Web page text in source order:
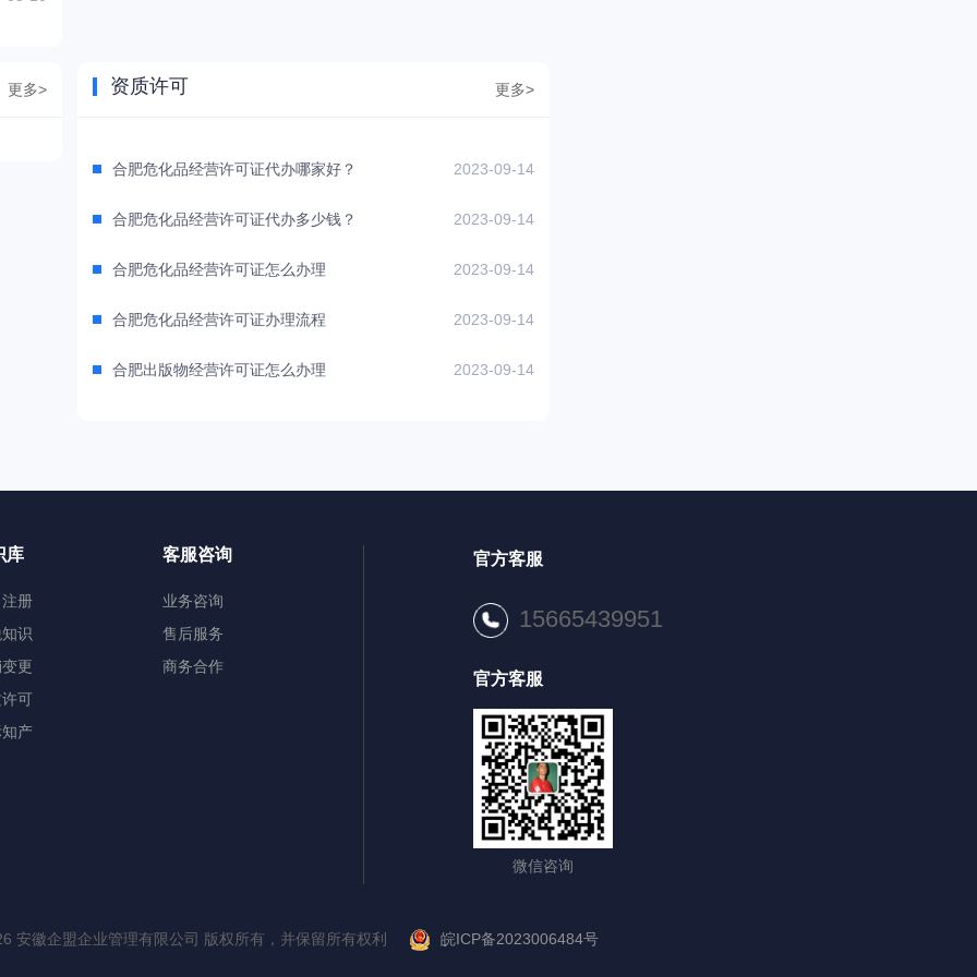
更多> 资质许可 更多>
合肥危化品经营许可证代办哪家好？ 2023-09-14
合肥危化品经营许可证代办多少钱？ 2023-09-14
合肥危化品经营许可证怎么办理 2023-09-14
合肥危化品经营许可证办理流程 2023-09-14
合肥出版物经营许可证怎么办理 2023-09-14
库
册
识
更
可
产
客服咨询
业务咨询
售后服务
商务合作
官方客服
15665439951
官方客服
微信咨询
安徽企盟企业管理有限公司 版权所有，并保留所有权利 皖ICP备2023006484号